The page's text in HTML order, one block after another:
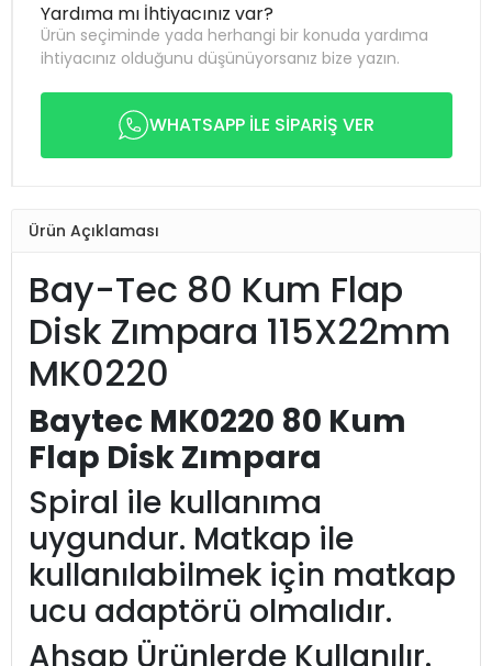
Yardıma mı İhtiyacınız var?
Ürün seçiminde yada herhangi bir konuda yardıma
ihtiyacınız olduğunu düşünüyorsanız bize yazın.
WHATSAPP İLE SİPARİŞ VER
Ürün Açıklaması
Bay-Tec 80 Kum Flap
Disk Zımpara 115X22mm
MK0220
Baytec MK0220 80 Kum
Flap Disk Zımpara
Spiral ile kullanıma
uygundur. Matkap ile
kullanılabilmek için matkap
ucu adaptörü olmalıdır.
Ahşap Ürünlerde Kullanılır.